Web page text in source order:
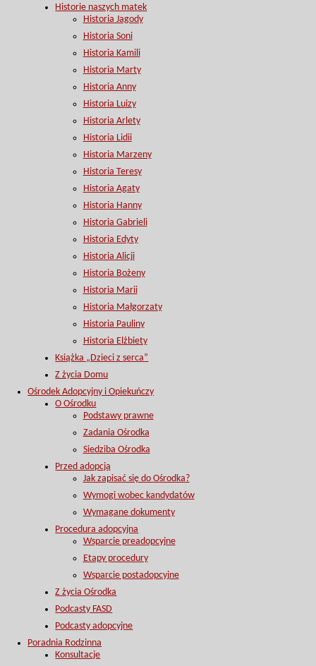
Historie naszych matek
Historia Jagody
Historia Soni
Historia Kamili
Historia Marty
Historia Anny
Historia Luizy
Historia Arlety
Historia Lidii
Historia Marzeny
Historia Teresy
Historia Agaty
Historia Hanny
Historia Gabrieli
Historia Edyty
Historia Alicji
Historia Bożeny
Historia Marii
Historia Małgorzaty
Historia Pauliny
Historia Elżbiety
Książka „Dzieci z serca”
Z życia Domu
Ośrodek Adopcyjny i Opiekuńczy
O Ośrodku
Podstawy prawne
Zadania Ośrodka
Siedziba Ośrodka
Przed adopcją
Jak zapisać się do Ośrodka?
Wymogi wobec kandydatów
Wymagane dokumenty
Procedura adopcyjna
Wsparcie preadopcyjne
Etapy procedury
Wsparcie postadopcyjne
Z życia Ośrodka
Podcasty FASD
Podcasty adopcyjne
Poradnia Rodzinna
Konsultacje